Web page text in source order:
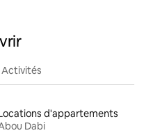
Activités
d'appartements
Dabi